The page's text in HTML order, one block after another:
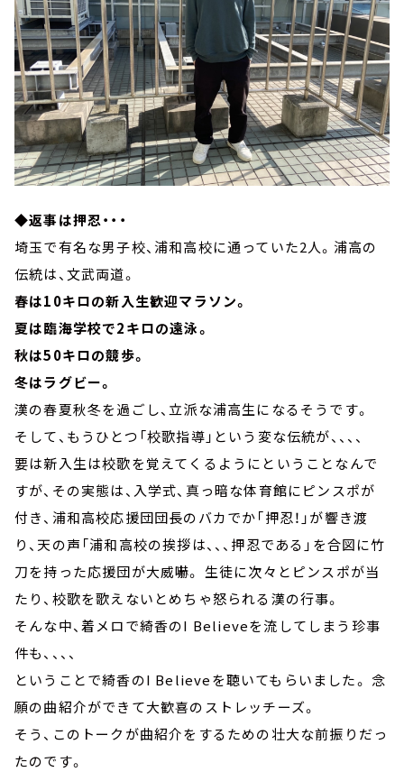
◆返事は押忍・・・
埼玉で有名な男子校、浦和高校に通っていた2人。浦高の
伝統は、文武両道。
春は10キロの新入生歓迎マラソン。
夏は臨海学校で2キロの遠泳。
秋は50キロの競歩。
冬はラグビー。
漢の春夏秋冬を過ごし、立派な浦高生になるそうです。
そして、もうひとつ「校歌指導」という変な伝統が、、、、
要は新入生は校歌を覚えてくるようにということなんで
すが、その実態は、入学式、真っ暗な体育館にピンスポが
付き、浦和高校応援団団長のバカでか「押忍！」が響き渡
り、天の声「浦和高校の挨拶は、、、押忍である」を合図に竹
刀を持った応援団が大威嚇。 生徒に次々とピンスポが当
たり、校歌を歌えないとめちゃ怒られる漢の行事。
そんな中、着メロで綺香のI Believeを流してしまう珍事
件も、、、、
ということで綺香のI Believeを聴いてもらいました。 念
願の曲紹介ができて大歓喜のストレッチーズ。
そう、このトークが曲紹介をするための壮大な前振りだっ
たのです。